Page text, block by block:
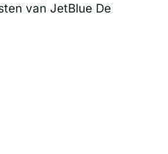
van JetBlue De